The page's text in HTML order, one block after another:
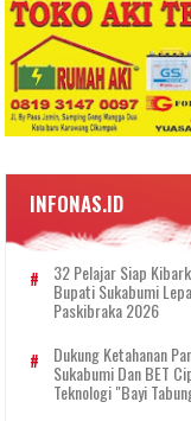
INFONAS.ID
32 Pelajar Siap
Bupati Sukabumi
Paskibraka 2026
Dukung Ketahanan
Sukabumi Dan BET
Teknologi "Bayi